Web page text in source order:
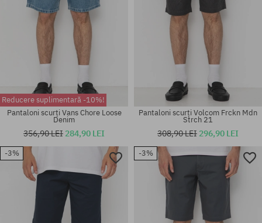
Mărimi existente:
30; 32; 34
Mărimi existente:
30; 31; 32; 33; 34
Reducere suplimentară -10%!
Pantaloni scurți Vans Chore Loose
Denim
356,90 LEI 284,90 LEI
Pantaloni scurți Volcom Frckn Mdn
Strch 21
308,90 LEI 296,90 LEI
-3% -3%